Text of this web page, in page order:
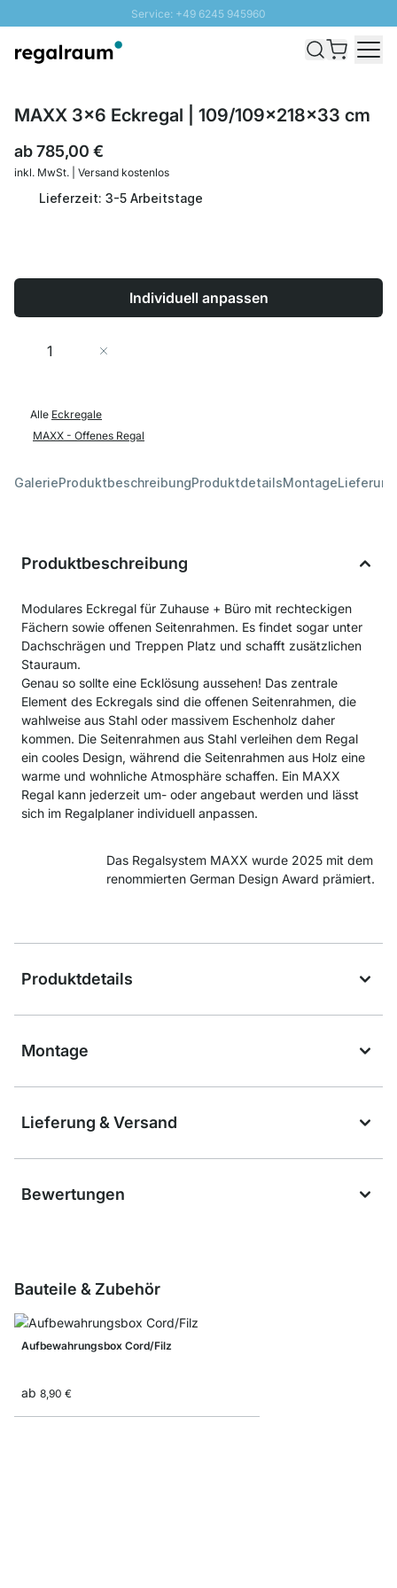
Service: +49 6245 945960
Schnelle Lieferung - Gratis Versand ab 100€
MAXX 3x6 Eckregal | 109/109x218x33 cm
ab785,00 €
inkl. MwSt. | Versand kostenlos
Lieferzeit: 3-5 Arbeitstage
Individuell anpassen
Menge
Alle Eckregale
MAXX - Offenes Regal
GalerieProduktbeschreibungProduktdetailsMontage
Produktbeschreibung
Modulares Eckregal für Zuhause + Büro mit rechteckigen
Fächern sowie offenen Seitenrahmen. Es findet sogar unter
Dachschrägen und Treppen Platz und schafft zusätzlichen
Stauraum.
Genau so sollte eine Ecklösung aussehen! Das zentrale
Element des Eckregals sind die offenen Seitenrahmen, die
wahlweise aus Stahl oder massivem Eschenholz daher
kommen. Die Seitenrahmen aus Stahl verleihen dem Regal
ein cooles Design, während die Seitenrahmen aus Holz eine
warme und wohnliche Atmosphäre schaffen. Ein MAXX
Regal kann jederzeit um- oder angebaut werden und lässt
sich im Regalplaner individuell anpassen.
Das Regalsystem MAXX wurde 2025 mit dem
renommierten German Design Award prämiert.
Produktdetails
Montage
Lieferung & Versand
Bewertungen
Bauteile & Zubehör
Aufbewahrungsbox Cord/Filz
ab 8,90 €